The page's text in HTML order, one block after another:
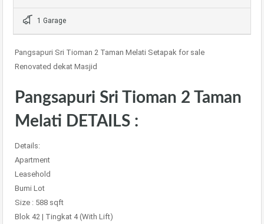
1 Garage
Pangsapuri Sri Tioman 2 Taman Melati Setapak for sale
Renovated dekat Masjid
Pangsapuri Sri Tioman 2 Taman
Melati DETAILS :
Details:
Apartment
Leasehold
Bumi Lot
Size : 588 sqft
Blok 42 | Tingkat 4 (With Lift)